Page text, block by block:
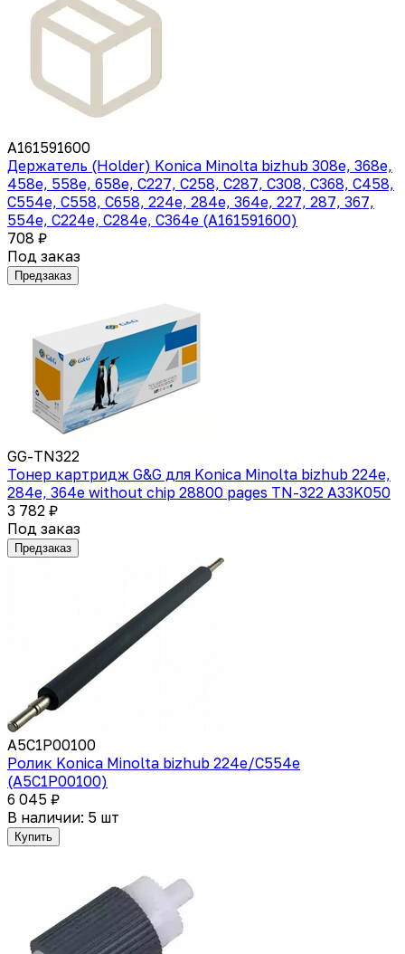
A161591600
Держатель (Holder) Konica Minolta bizhub 308e, 368e,
458e, 558e, 658e, C227, C258, C287, C308, C368, C458,
C554e, C558, C658, 224e, 284e, 364e, 227, 287, 367,
554e, C224e, C284e, C364e (A161591600)
708 ₽
Под заказ
Предзаказ
GG-TN322
Тонер картридж G&G для Konica Minolta bizhub 224e,
284e, 364e without chip 28800 pages TN-322 A33K050
3 782 ₽
Под заказ
Предзаказ
A5C1P00100
Ролик Konica Minolta bizhub 224e/C554e
(A5C1P00100)
6 045 ₽
В наличии: 5 шт
Купить